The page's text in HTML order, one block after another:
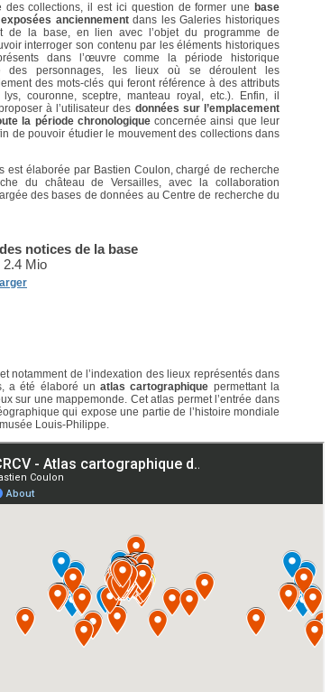
des collections, il est ici question de former une base
anciennementdans les Galeries historiques
de la base, en lien avec l’objet du programme de
interroger son contenu par les éléments historiques
dans l’œuvre comme la période historique
des personnages, les lieux où se déroulent les
des mots-clés qui feront référence à des attributs
couronne, sceptre, manteau royal, etc.). Enfin, il
à l’utilisateur des données sur l’emplacement
la période chronologiqueconcernée ainsi que leur
de pouvoir étudier le mouvement des collections dans
est élaborée par Bastien Coulon, chargé de recherche
du château de Versailles, avec la collaboration
des bases de données au Centre de recherche du
notices de la base
2.4 Mio
notamment de l’indexation des lieux représentés dans
a été élaboré unatlas cartographique permettant la
sur une mappemonde. Cet atlas permet l’entrée dans
qui expose une partie de l’histoire mondiale
Louis-Philippe.